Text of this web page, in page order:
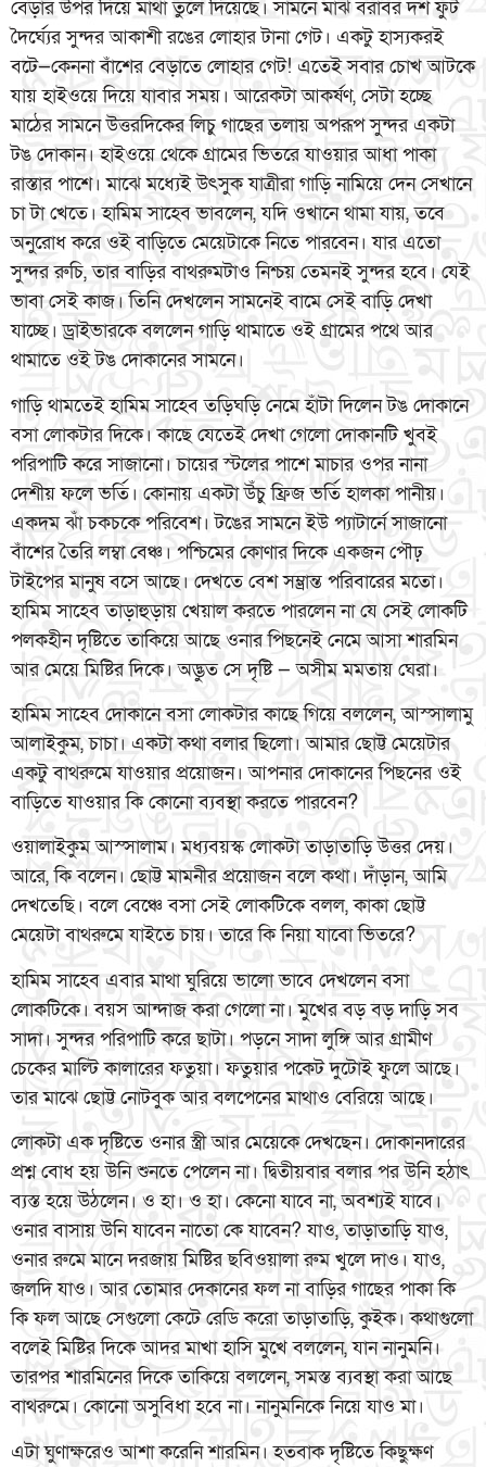
বেড়ার উপর দিয়ে মাথা তুলে দিয়েছে। সামনে মাঝ বরাবর দশ ফুট
দৈর্ঘ্যের সুন্দর আকাশী রঙের লোহার টানা গেট। একটু হাস্যকরই
বটে—কেননা বাঁশের বেড়াতে লোহার গেট! এতেই সবার চোখ আটকে
যায় হাইওয়ে দিয়ে যাবার সময়। আরেকটা আকর্ষণ, সেটা হচ্ছে
মাঠের সামনে উত্তরদিকের লিচু গাছের তলায় অপরূপ সুন্দর একটা
টঙ দোকান। হাইওয়ে থেকে গ্রামের ভিতরে যাওয়ার আধা পাকা
রাস্তার পাশে। মাঝে মধ্যেই উৎসুক যাত্রীরা গাড়ি নামিয়ে দেন সেখানে
চা টা খেতে। হামিম সাহেব ভাবলেন, যদি ওখানে থামা যায়, তবে
অনুরোধ করে ওই বাড়িতে মেয়েটাকে নিতে পারবেন। যার এতো
সুন্দর রুচি, তার বাড়ির বাথরুমটাও নিশ্চয় তেমনই সুন্দর হবে। যেই
ভাবা সেই কাজ। তিনি দেখলেন সামনেই বামে সেই বাড়ি দেখা
যাচ্ছে। ড্রাইভারকে বললেন গাড়ি থামাতে ওই গ্রামের পথে আর
থামাতে ওই টঙ দোকানের সামনে।
গাড়ি থামতেই হামিম সাহেব তড়িঘড়ি নেমে হাঁটা দিলেন টঙ দোকানে
বসা লোকটার দিকে। কাছে যেতেই দেখা গেলো দোকানটি খুবই
পরিপাটি করে সাজানো। চায়ের স্টলের পাশে মাচার ওপর নানা
দেশীয় ফলে ভর্তি। কোনায় একটা উঁচু ফ্রিজ ভর্তি হালকা পানীয়।
একদম ঝাঁ চকচকে পরিবেশ। টঙের সামনে ইউ প্যাটার্নে সাজানো
বাঁশের তৈরি লম্বা বেঞ্চ। পশ্চিমের কোণার দিকে একজন পৌঢ়
টাইপের মানুষ বসে আছে। দেখতে বেশ সম্ভ্রান্ত পরিবারের মতো।
হামিম সাহেব তাড়াহুড়ায় খেয়াল করতে পারলেন না যে সেই লোকটি
পলকহীন দৃষ্টিতে তাকিয়ে আছে ওনার পিছনেই নেমে আসা শারমিন
আর মেয়ে মিষ্টির দিকে। অদ্ভুত সে দৃষ্টি — অসীম মমতায় ঘেরা।
হামিম সাহেব দোকানে বসা লোকটার কাছে গিয়ে বললেন, আস্সালামু
আলাইকুম, চাচা। একটা কথা বলার ছিলো। আমার ছোট্ট মেয়েটার
একটু বাথরুমে যাওয়ার প্রয়োজন। আপনার দোকানের পিছনের ওই
বাড়িতে যাওয়ার কি কোনো ব্যবস্থা করতে পারবেন?
ওয়ালাইকুম আস্সালাম। মধ্যবয়স্ক লোকটা তাড়াতাড়ি উত্তর দেয়।
আরে, কি বলেন। ছোট্ট মামনীর প্রয়োজন বলে কথা। দাঁড়ান, আমি
দেখতেছি। বলে বেঞ্চে বসা সেই লোকটিকে বলল, কাকা ছোট্ট
মেয়েটা বাথরুমে যাইতে চায়। তারে কি নিয়া যাবো ভিতরে?
হামিম সাহেব এবার মাথা ঘুরিয়ে ভালো ভাবে দেখলেন বসা
লোকটিকে। বয়স আন্দাজ করা গেলো না। মুখের বড় বড় দাড়ি সব
সাদা। সুন্দর পরিপাটি করে ছাটা। পড়নে সাদা লুঙ্গি আর গ্রামীণ
চেকের মাল্টি কালারের ফতুয়া। ফতুয়ার পকেট দুটোই ফুলে আছে।
তার মাঝে ছোট্ট নোটবুক আর বলপেনের মাথাও বেরিয়ে আছে।
লোকটা এক দৃষ্টিতে ওনার স্ত্রী আর মেয়েকে দেখছেন। দোকানদারের
প্রশ্ন বোধ হয় উনি শুনতে পেলেন না। দ্বিতীয়বার বলার পর উনি হঠাৎ
ব্যস্ত হয়ে উঠলেন। ও হা। ও হা। কেনো যাবে না, অবশ্যই যাবে।
ওনার বাসায় উনি যাবেন নাতো কে যাবেন? যাও, তাড়াতাড়ি যাও,
ওনার রুমে মানে দরজায় মিষ্টির ছবিওয়ালা রুম খুলে দাও। যাও,
জলদি যাও। আর তোমার দেকানের ফল না বাড়ির গাছের পাকা কি
কি ফল আছে সেগুলো কেটে রেডি করো তাড়াতাড়ি, কুইক। কথাগুলো
বলেই মিষ্টির দিকে আদর মাখা হাসি মুখে বললেন, যান নানুমনি।
তারপর শারমিনের দিকে তাকিয়ে বললেন, সমস্ত ব্যবস্থা করা আছে
বাথরুমে। কোনো অসুবিধা হবে না। নানুমনিকে নিয়ে যাও মা।
এটা ঘুণাক্ষরেও আশা করেনি শারমিন। হতবাক দৃষ্টিতে কিছুক্ষণ